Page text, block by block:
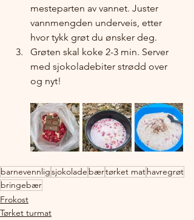
mesteparten av vannet. Juster
vannmengden underveis, etter
hvor tykk grøt du ønsker deg.
Grøten skal koke 2-3 min. Server
med sjokoladebiter strødd over
og nyt!
barnevennligsjokolade bærtørket mathavregrøt
bringebær
Frokost
Tørket turmat